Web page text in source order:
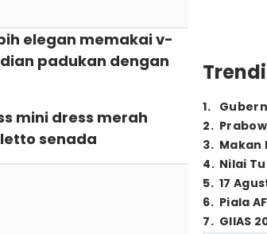
elegan memakai v-
padukan dengan
mini dress merah
senada
1.
2.
3. Makan
4. Nilai
5. 17
6. Piala
7. GIIAS